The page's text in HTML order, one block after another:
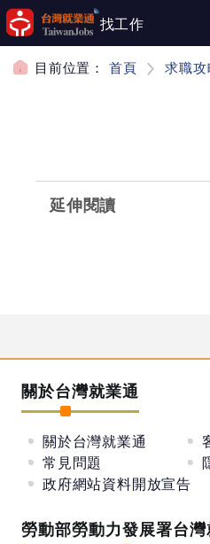
跳到主要內容
找工作
目前位置： 首頁 求職攻
延伸閱讀
關於台灣就業通
關於台灣就業通
常見問題
政府網站資料開放宣告
勞動部勞動力發展署台